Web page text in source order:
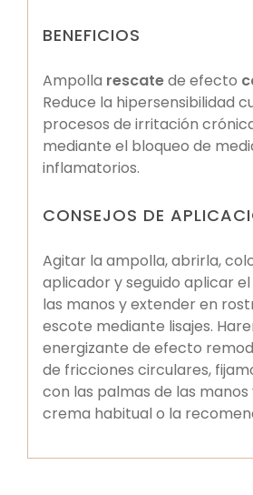
BENEFICIOS
Ampolla rescatede efecto
Reduce la hipersensibilidad
procesos de irritación
mediante el bloqueo de
inflamatorios.
CONSEJOS DE
Agitar la ampolla, abrirla,
aplicador y seguido aplicar
las manos y extender en
escote mediante lisajes.
energizante de efecto
de fricciones circulares,
con las palmas de las
crema habitual o la